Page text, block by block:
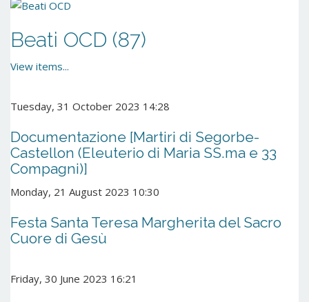
Beati OCD (87)
View items...
Tuesday, 31 October 2023 14:28
Documentazione [Martiri di Segorbe-
Castellon (Eleuterio di Maria SS.ma e 33
Compagni)]
Monday, 21 August 2023 10:30
Festa Santa Teresa Margherita del Sacro
Cuore di Gesù
Friday, 30 June 2023 16:21